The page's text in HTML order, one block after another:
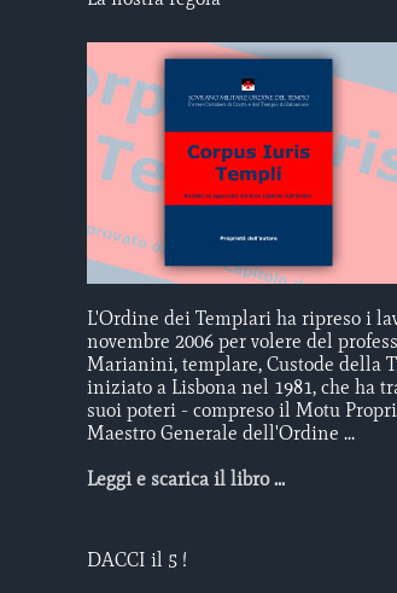
L'Ordine dei Templari ha ripreso i
novembre 2006 per volere del
Marianini, templare, Custode della
iniziato a Lisbona nel 1981, che ha
suoi poteri - compreso il Motu
Maestro Generale dell'Ordine ...
Leggi e scarica il libro ...
DACCI il 5 !